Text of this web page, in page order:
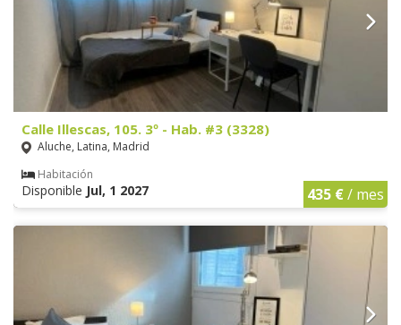
Calle Illescas, 105. 3º - Hab. #3 (3328)
Aluche, Latina, Madrid
Habitación
Disponible Jul, 1 2027 435 €/ mes